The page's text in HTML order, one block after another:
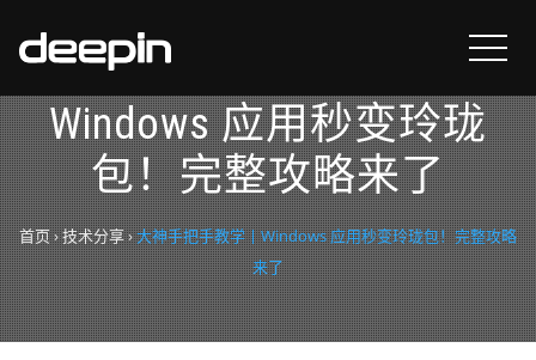
大神手把手教学丨
Windows 应用秒变玲珑
包！完整攻略来了
首页 ›技术分享›大神手把手教学丨Windows 应用秒变玲珑包！完整攻略
来了